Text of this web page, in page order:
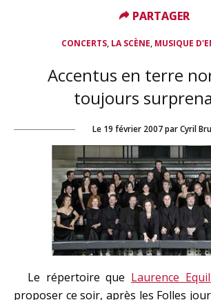
CONCERTS, LA SCÈNE, MUSIQUE
Accentus en terre
toujours
Le 19 février 2007parCyril
Le répertoire que Laurence
proposer ce soir, après les Folles
PARTAGER
PARTAGER